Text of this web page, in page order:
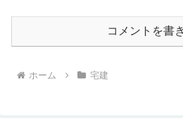
コメントを書
ホーム 宅建